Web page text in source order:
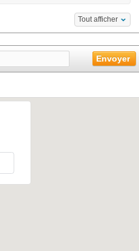
Tout afficher